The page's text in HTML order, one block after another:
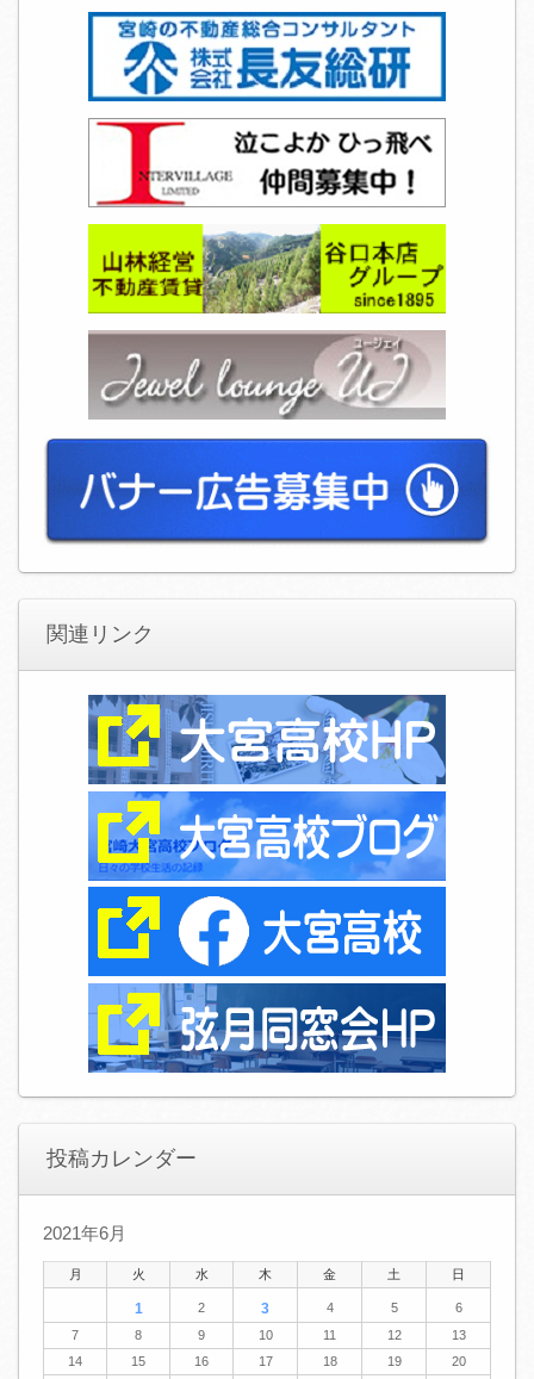
関連リンク
投稿カレンダー
2021年6月
月 火 水 木 金 土 日
1 2 3 4 5
6
7
8 9 10 11 12
13
14
15 16 17 18 19
20